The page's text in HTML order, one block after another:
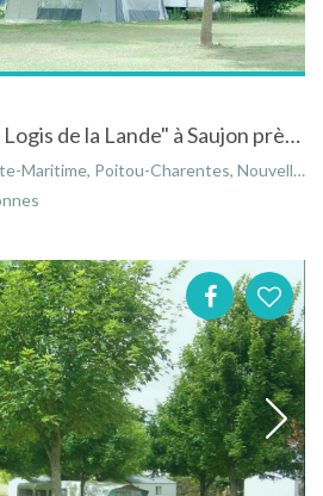
Camping "le camping Logis de la Lande" à Saujon près de Royan
Poitou-Charentes, Nouvelle-Aquitaine, France